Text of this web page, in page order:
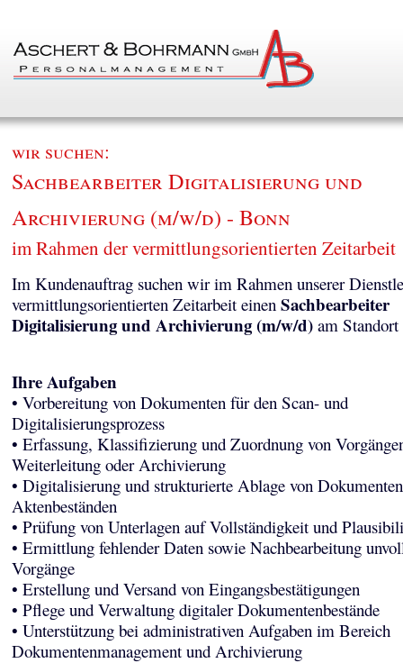
wir suchen:
Sachbearbeiter Digitalisierung und
Archivierung (m/w/d) - Bonn
im Rahmen der vermittlungsorientierten Zeitarbeit
Im Kundenauftrag suchen wir im Rahmen unserer
vermittlungsorientierten Zeitarbeit einen Sachbearbeiter
Digitalisierung und Archivierung (m/w/d)am Standort
Ihre Aufgaben
• Vorbereitung von Dokumenten für den Scan- und
Digitalisierungsprozess
• Erfassung, Klassifizierung und Zuordnung von
Weiterleitung oder Archivierung
• Digitalisierung und strukturierte Ablage von
Aktenbeständen
• Prüfung von Unterlagen auf Vollständigkeit und
• Ermittlung fehlender Daten sowie Nachbearbeitung
Vorgänge
• Erstellung und Versand von Eingangsbestätigungen
• Pflege und Verwaltung digitaler Dokumentenbestände
• Unterstützung bei administrativen Aufgaben im Bereich
Dokumentenmanagement und Archivierung